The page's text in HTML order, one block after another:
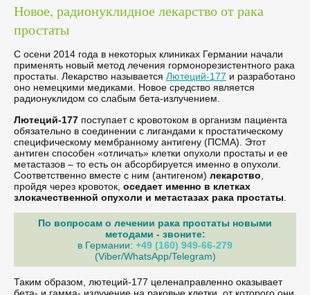
Новое, радионуклидное лекарство от рака
простаты
С осени 2014 года в некоторых клиниках Германии начали
применять новый метод лечения гормонорезистентного рака
простаты. Лекарство называется Лютеций-177 и разработано
оно немецкими медиками. Новое средство является
радионуклидом со слабым бета-излучением.
Лютеций-177 поступает с кровотоком в организм пациента
обязательно в соединении с лигандами к простатическому
специфическому мембранному антигену (ПСМА). Этот
антиген способен «отличать» клетки опухоли простаты и ее
метастазов – то есть он абсорбируется именно в опухоли.
Соответственно вместе с ним (антигеном) лекарство
пройдя через кровоток, оседает именно в клетках
злокачественной опухоли и метастазах рака простаты
По вопросам о лечении рака простаты новыми
методами - звоните:
в Германии: +49 (160) 949-66-279
(Viber/WhatsApp/Telegram)
Таким образом, лютеций-177 целенаправленно оказывает